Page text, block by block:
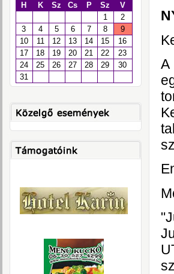
H K Sz Cs P Sz
V
1
2
3
4 5 6 7 8
9
10
11 12 13 14 15
16
17
18 19 20 21 22
23
24
25 26 27 28 29
30
31
A